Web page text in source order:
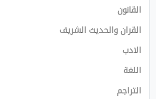
القانون
القران والحديث الشريف
الادب
اللغة
التراجم